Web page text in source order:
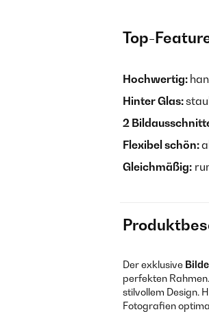
Top-
Hochwertig:
Hinter Glas:
2
Flexibel schön:
Gleichmäßig:
Der exklusive
perfekten
stilvollem Design.
Fotografien